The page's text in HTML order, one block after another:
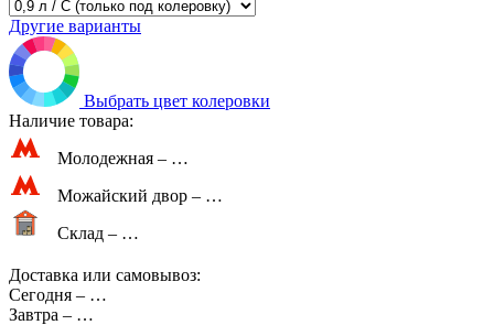
Другие варианты
Выбрать цвет колеровки
Наличие товара:
Молодежная – …
Можайский двор – …
Склад – …
Доставка или самовывоз:
Сегодня – …
Завтра – …